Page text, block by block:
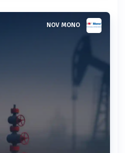
NOV MONO